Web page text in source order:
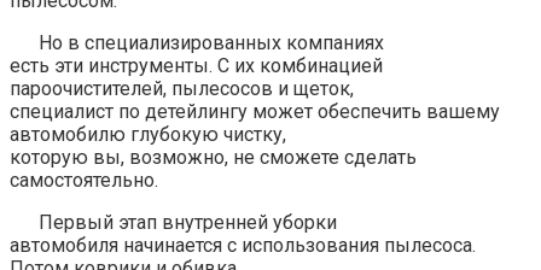
Но в специализированных компаниях
есть эти инструменты. С их комбинацией
пароочистителей, пылесосов и щеток,
специалист по детейлингу может обеспечить вашему
автомобилю глубокую чистку,
которую вы, возможно, не сможете сделать
самостоятельно.
Первый этап внутренней уборки
автомобиля начинается с использования пылесоса.